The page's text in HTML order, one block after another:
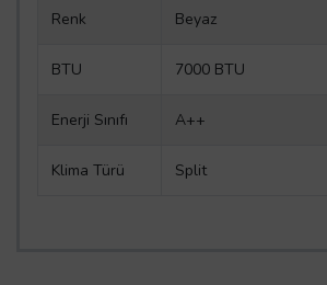
Renk Beyaz
BTU 7000 BTU
Enerji Sınıfı A++
Klima Türü Split